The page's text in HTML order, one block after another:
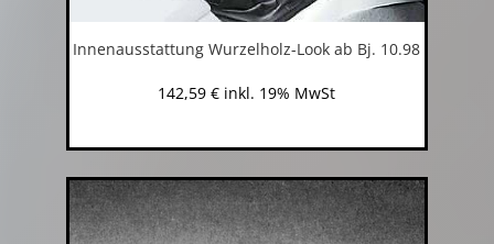
Innenausstattung Wurzelholz-Look ab Bj. 10.98
142,59€ inkl. 19% MwSt